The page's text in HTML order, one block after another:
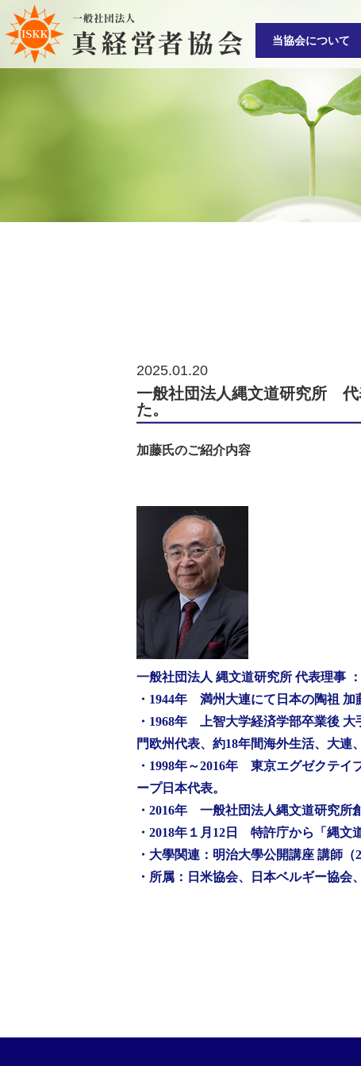
当協会について
2025.01.20
一般社団法人縄文道研究所
た。
加藤氏のご紹介内容
一般社団法人 縄文道研究所 代表理事
・1944年 満州大連にて日本の陶祖 加
・1968年 上智大学経済学部卒業後
門欧州代表、約18年間海外生活、大連
・1998年～2016年 東京エグゼクテ
ープ日本代表。
・2016年 一般社団法人縄文道研究所
・2018年１月12日 特許庁から「縄文
・大學関連：明治大學公開講座 講師
・所属：日米協会、日本ベルギー協